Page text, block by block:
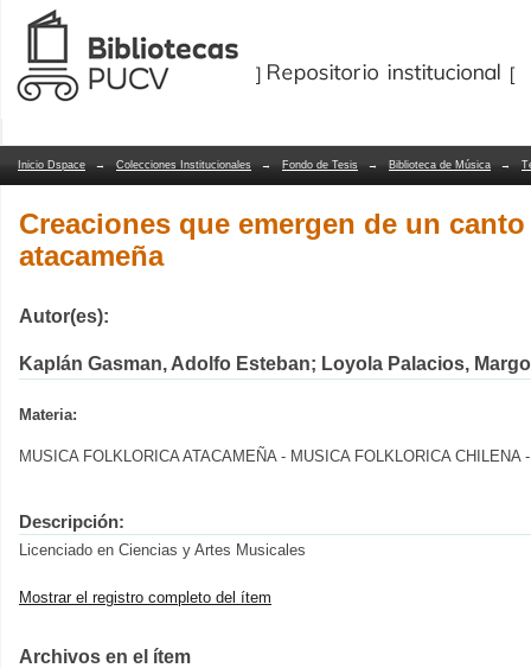
Creaciones que emergen de un
Repositorio Dspace/Manakin
Inicio Dspace → Colecciones Institucionales → Fondo de Tesis → Biblioteca de Música →
Creaciones que emergen de un
atacameña
Autor(es):
Kaplán Gasman, Adolfo Esteban; Loyola Palacios,
Materia:
MUSICA FOLKLORICA ATACAMEÑA - MUSICA FOLKLORICA
Descripción:
Licenciado en Ciencias y Artes Musicales
Mostrar el registro completo del ítem
Archivos en el ítem